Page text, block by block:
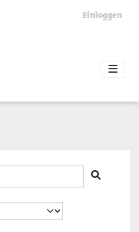
Einloggen